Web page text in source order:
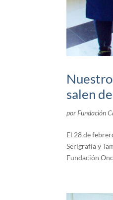
salen
por Fundación
El 28 de
Serigrafía y
Fundación